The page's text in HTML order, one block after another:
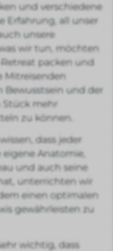
und verschiedene
Erfahrung, all unser
unsere
wir tun, möchten
packen und
Mitreisenden
und der
Stück mehr
zu können.
dass jeder
Anatomie,
und auch seine
unterrichten wir
einen optimalen
gewährleisten zu
wichtig, dass